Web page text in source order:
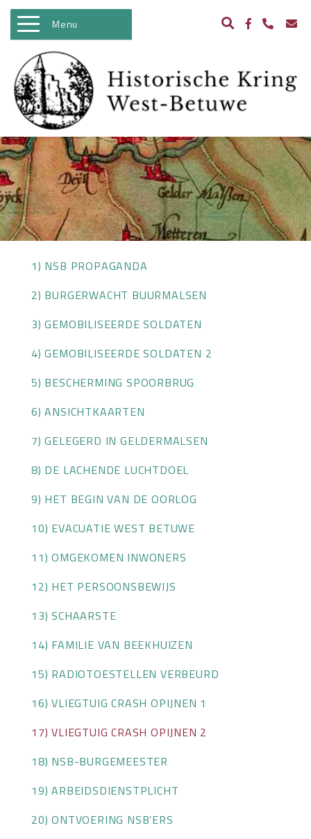
Menu
WELKOM
ACTIVITEITEN
NIEUWS
BIBLIOTHEEK
ARCHEOLOGIE
HISTORIE
BEELDBANK
KASTELEN IN WEST BETUWE
WO II
OVER HKWB
LID WORDEN
CONTACT
1) NSB PROPAGANDA
2) BURGERWACHT BUURMALSEN
3) GEMOBILISEERDE SOLDATEN
4) GEMOBILISEERDE SOLDATEN 2
5) BESCHERMING SPOORBRUG
6) ANSICHTKAARTEN
7) GELEGERD IN GELDERMALSEN
8) DE LACHENDE LUCHTDOEL
9) HET BEGIN VAN DE OORLOG
10) EVACUATIE WEST BETUWE
11) OMGEKOMEN INWONERS
12) HET PERSOONSBEWIJS
13) SCHAARSTE
14) FAMILIE VAN BEEKHUIZEN
15) RADIOTOESTELLEN VERBEURD
16) VLIEGTUIG CRASH OPIJNEN 1
17) VLIEGTUIG CRASH OPIJNEN 2
18) NSB-BURGEMEESTER
19) ARBEIDSDIENSTPLICHT
20) ONTVOERING NSB’ERS